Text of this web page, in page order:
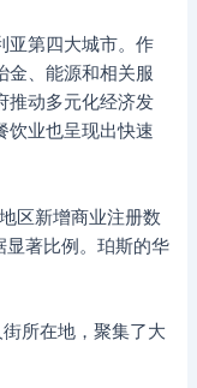
亚第四大城市。作
金、能源和相关服
推动多元化经济发
饮业也呈现出快速
区新增商业注册数
显著比例。珀斯的华
所在地，聚集了大